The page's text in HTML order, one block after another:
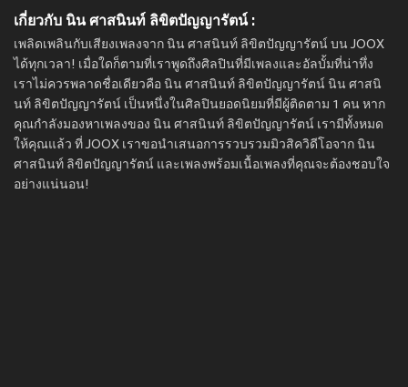
เกี่ยวกับ นิน ศาสนินท์ ลิขิตปัญญารัตน์ :
เพลิดเพลินกับเสียงเพลงจาก นิน ศาสนินท์ ลิขิตปัญญารัตน์ บน JOOX
ได้ทุกเวลา! เมื่อใดก็ตามที่เราพูดถึงศิลปินที่มีเพลงและอัลบั้มที่น่าทึ่ง
เราไม่ควรพลาดชื่อเดียวคือ นิน ศาสนินท์ ลิขิตปัญญารัตน์ นิน ศาสนิ
นท์ ลิขิตปัญญารัตน์ เป็นหนึ่งในศิลปินยอดนิยมที่มีผู้ติดตาม 1 คน หาก
คุณกำลังมองหาเพลงของ นิน ศาสนินท์ ลิขิตปัญญารัตน์ เรามีทั้งหมด
ให้คุณแล้ว ที่ JOOX เราขอนำเสนอการรวบรวมมิวสิควิดีโอจาก นิน
ศาสนินท์ ลิขิตปัญญารัตน์ และเพลงพร้อมเนื้อเพลงที่คุณจะต้องชอบใจ
อย่างแน่นอน!